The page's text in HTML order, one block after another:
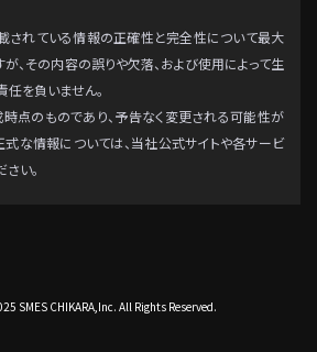
載されている情報の正確性と完全性について最大
、その内容の誤りや欠落、および使用によって生
を負いません。
時点のものであり、予告なく変更される可能性が
式な情報については、当社公式サイトや各サービ
い。
SMES CHIKARA,Inc. All Rights Reserved.